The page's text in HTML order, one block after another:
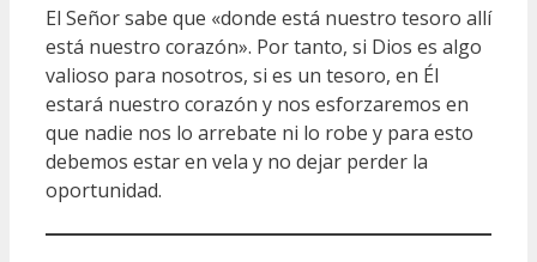
El Señor sabe que «donde está nuestro tesoro allí
está nuestro corazón». Por tanto, si Dios es algo
valioso para nosotros, si es un tesoro, en Él
estará nuestro corazón y nos esforzaremos en
que nadie nos lo arrebate ni lo robe y para esto
debemos estar en vela y no dejar perder la
oportunidad.